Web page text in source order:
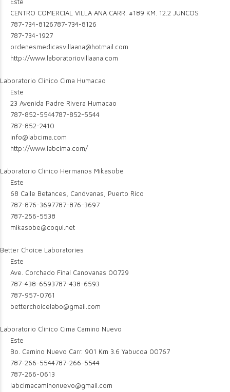
CENTRO COMERCIAL VILLA ANA CARR. #189 KM. 12.2 JUNCOS
787-734-8126787-734-8126
787-734-1927
ordenesmedicasvillaana@hotmail.com
http://www.laboratoriovillaana.com
Laboratorio Clinico Cima Humacao
Este
23 Avenida Padre Rivera Humacao
787-852-5544787-852-5544
787-852-2410
info@labcima.com
http://www.labcima.com/
Laboratorio Clinico Hermanos Mikasobe
Este
68 Calle Betances, Canóvanas, Puerto Rico
787-876-3697787-876-3697
787-256-5538
mikasobe@coqui.net
Better Choice Laboratories
Este
Ave. Corchado Final Canovanas 00729
787-438-6593787-438-6593
787-957-0761
betterchoicelabo@gmail.com
Laboratorio Clinico Cima Camino Nuevo
Este
Bo. Camino Nuevo Carr. 901 Km 3.6 Yabucoa 00767
787-266-5544787-266-5544
787-266-0613
labcimacaminonuevo@gmail.com